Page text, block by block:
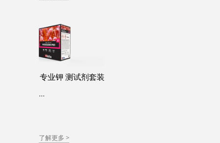
专业钾 测试剂套装
...
了解更多 >